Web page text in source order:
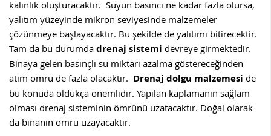
kalınlık oluşturacaktır. Suyun basıncı ne kadar fazla olursa,
yalıtım yüzeyinde mikron seviyesinde malzemeler
çözünmeye başlayacaktır. Bu şekilde de yalıtımı bitirecektir.
Tam da bu durumda drenaj sistemi devreye girmektedir.
Binaya gelen basınçlı su miktarı azalma göstereceğinden
atım ömrü de fazla olacaktır. Drenaj dolgu malzemesi de
bu konuda oldukça önemlidir. Yapılan kaplamanın sağlam
olması drenaj sisteminin ömrünü uzatacaktır. Doğal olarak
da binanın ömrü uzayacaktır.